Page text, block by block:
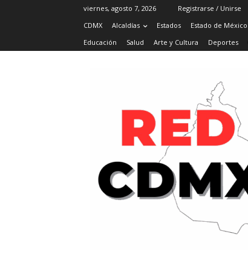
viernes, agosto 7, 2026
Registrarse / Unirse
CDMX
Alcaldías Estados Estado de México
Educación
Salud Arte y Cultura Deportes